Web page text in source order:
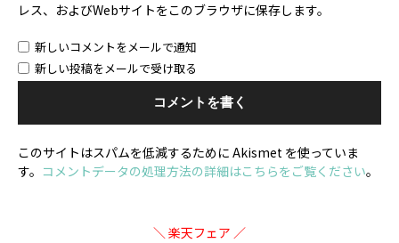
レス、およびWebサイトをこのブラウザに保存します。
新しいコメントをメールで通知
新しい投稿をメールで受け取る
このサイトはスパムを低減するために Akismet を使っていま
す。 コメントデータの処理方法の詳細はこちらをご覧ください。
＼ 楽天フェア ／